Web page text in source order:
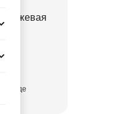
бежевая
складе